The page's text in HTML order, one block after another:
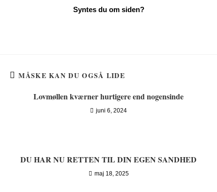
MÅSKE KAN DU OGSÅ LIDE
Lovmøllen kværner hurtigere end nogensinde
juni 6, 2024
DU HAR NU RETTEN TIL DIN EGEN SANDHED
maj 18, 2025